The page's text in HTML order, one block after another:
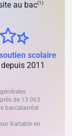
au bac(1)
scolaire
2011
de 13 063
baccalauréat
Kartable en